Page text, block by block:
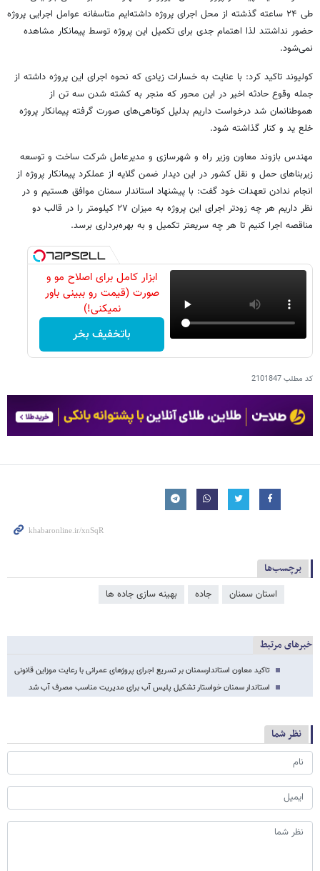
طی ۲۴ ساعته گذشته از محل اجرای پروژه داشته‌ایم متاسفانه عوامل اجرایی پروژه
حضور نداشتند لذا اهتمام جدی برای تکمیل این پروژه توسط پیمانکار مشاهده
نمی‌شود.
کولیوند تاکید کرد: با عنایت به خسارات زیادی که نحوه اجرای این پروژه داشته از
جمله وقوع حادثه اخیر در این محور که منجر به کشته شدن سه تن از
هموطنانمان شد درخواست داریم بدلیل کوتاهی‌های صورت گرفته پیمانکار پروژه
خلع ید و کنار گذاشته شود.
مهندس بازوند معاون وزیر راه و شهرسازی و مدیرعامل شرکت ساخت و توسعه
زیربناهای حمل و نقل کشور در این دیدار ضمن گلایه از عملکرد پیمانکار پروژه از
انجام ندادن تعهدات خود گفت: با پیشنهاد استاندار سمنان موافق هستیم و در
نظر داریم هر چه زودتر اجرای این پروژه به میزان ۲۷ کیلومتر را در قالب دو
مناقصه اجرا کنیم تا هر چه سریعتر تکمیل و به بهره‌برداری برسد.
ابزار کامل برای اصلاح مو و
صورت (قیمت رو ببینی باور
نمیکنی!)
باتخفیف بخر
کد مطلب2101847
برچسب‌ها
استان سمنان جاده بهینه سازی جاده ها
خبرهای مرتبط
تاکید معاون استاندارسمنان بر تسریع اجرای پروژهای عمرانی با رعایت موزاین قانونی
استاندار سمنان خواستار تشکیل پلیس آب برای مدیریت مناسب مصرف آب شد
نظر شما